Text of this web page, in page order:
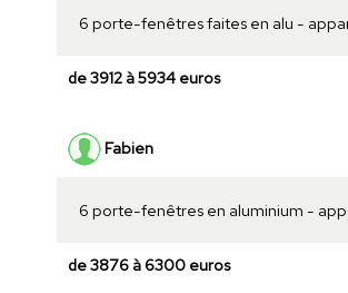
6 porte-fenêtres faites en alu -
de 3912 à 5934 euros
Fabien
6 porte-fenêtres en aluminium -
de 3876 à 6300 euros